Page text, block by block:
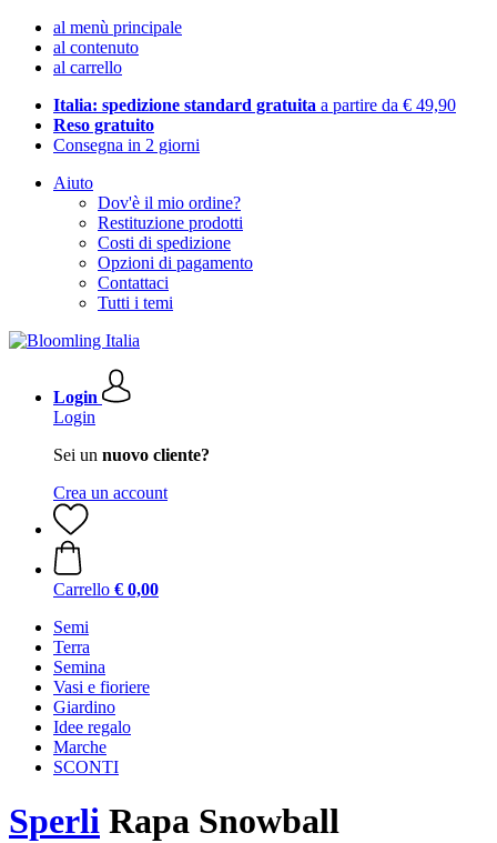
al menù principale
al contenuto
al carrello
Italia: spedizione standard gratuita a partire da € 49,90
Reso gratuito
Consegna in 2 giorni
Aiuto
Dov'è il mio ordine?
Restituzione prodotti
Costi di spedizione
Opzioni di pagamento
Contattaci
Tutti i temi
Login
Login
Sei un nuovo cliente?
Crea un account
Carrello € 0,00
Semi
Terra
Semina
Vasi e fioriere
Giardino
Idee regalo
Marche
SCONTI
Sperli Rapa Snowball